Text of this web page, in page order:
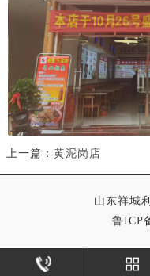
上一篇： 黄泥岗店
山东祥城
鲁ICP